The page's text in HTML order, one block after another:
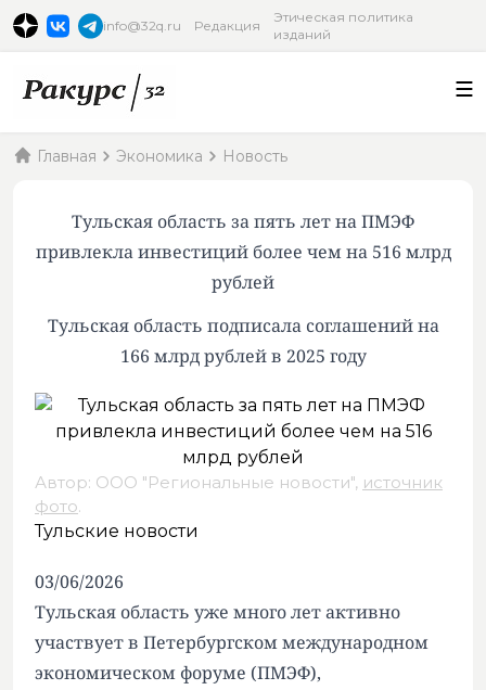
info@32q.ru Редакция
Этическая политика
изданий
Главная Экономика Новость
Тульская область за пять лет на ПМЭФ
привлекла инвестиций более чем на 516 млрд
рублей
Тульская область подписала соглашений на
166 млрд рублей в 2025 году
Автор: ООО "Региональные новости", источник
фото.
Тульские новости
03/06/2026
Тульская область уже много лет активно
участвует в Петербургском международном
экономическом форуме (ПМЭФ),